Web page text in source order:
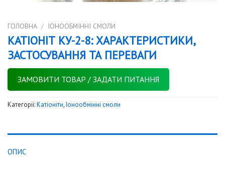
ГОЛОВНА / IОНООБМІННІ СМОЛИ
КАТІОНІТ КУ-2-8: ХАРАКТЕРИСТИКИ,
ЗАСТОСУВАННЯ ТА ПЕРЕВАГИ
ЗАМОВИТИ ТОВАР / ЗАДАТИ ПИТАННЯ
Категорії:Катіоніти,Iонообмінні смоли
ОПИС